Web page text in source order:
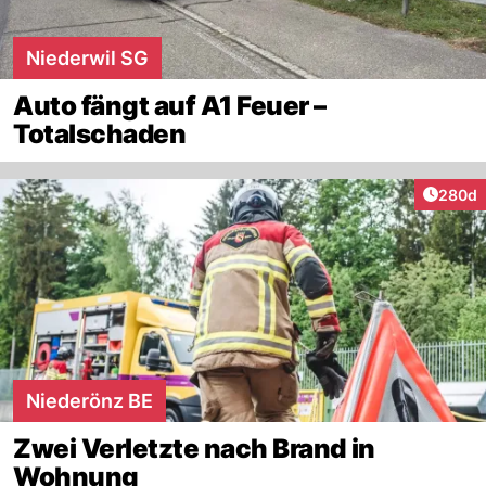
Niederwil SG
Auto fängt auf A1 Feuer –
Totalschaden
280d
Niederönz BE
Zwei Verletzte nach Brand in
Wohnung